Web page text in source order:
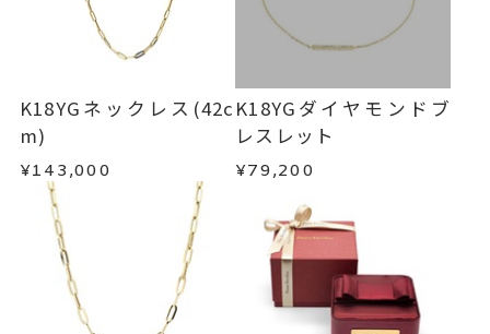
K18YGネックレス(42c
m)
¥143,000
K18YGダイヤモンドブ
レスレット
¥79,200